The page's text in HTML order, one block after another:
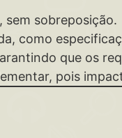
sem sobreposição.
como
que os
pois